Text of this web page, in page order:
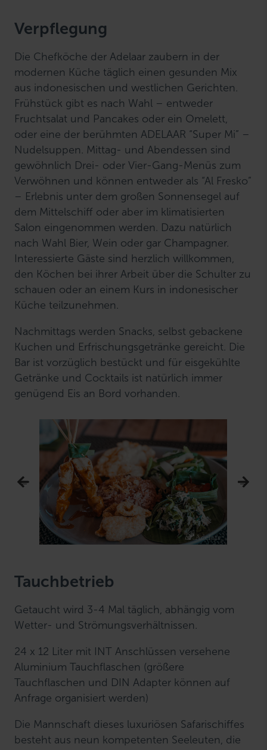
Verpflegung
Die Chefköche der Adelaar zaubern in der
modernen Küche täglich einen gesunden Mix
aus indonesischen und westlichen Gerichten.
Frühstück gibt es nach Wahl – entweder
Fruchtsalat und Pancakes oder ein Omelett,
oder eine der berühmten ADELAAR “Super Mi” –
Nudelsuppen. Mittag- und Abendessen sind
gewöhnlich Drei- oder Vier-Gang-Menüs zum
Verwöhnen und können entweder als “Al Fresko”
– Erlebnis unter dem großen Sonnensegel auf
dem Mittelschiff oder aber im klimatisierten
Salon eingenommen werden. Dazu natürlich
nach Wahl Bier, Wein oder gar Champagner.
Interessierte Gäste sind herzlich willkommen,
den Köchen bei ihrer Arbeit über die Schulter zu
schauen oder an einem Kurs in indonesischer
Küche teilzunehmen.
Nachmittags werden Snacks, selbst gebackene
Kuchen und Erfrischungsgetränke gereicht. Die
Bar ist vorzüglich bestückt und für eisgekühlte
Getränke und Cocktails ist natürlich immer
genügend Eis an Bord vorhanden.
Tauchbetrieb
Getaucht wird 3-4 Mal täglich, abhängig vom
Wetter- und Strömungsverhältnissen.
24 x 12 Liter mit INT Anschlüssen versehene
Aluminium Tauchflaschen (größere
Tauchflaschen und DIN Adapter können auf
Anfrage organisiert werden)
Die Mannschaft dieses luxuriösen Safarischiffes
besteht aus neun kompetenten Seeleuten, die